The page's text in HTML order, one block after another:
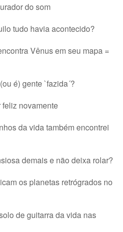
do som
tudo havia acontecido?
Vênus em seu mapa =
é) gente `fazida´?
feliz novamente
da vida também encontrei
demais e não deixa rolar?
os planetas retrógrados no
de guitarra da vida nas